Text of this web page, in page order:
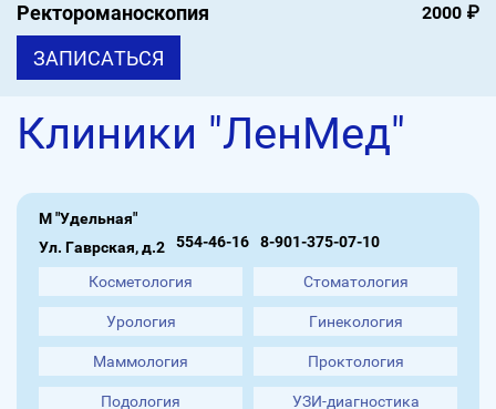
Ректороманоскопия 2000 ₽
ЗАПИСАТЬСЯ
Клиники "ЛенМед"
М "Удельная"
Ул. Гаврская, д.2
554-46-16 8-901-375-07-10
Косметология Стоматология
Урология Гинекология
Маммология Проктология
Подология УЗИ-диагностика